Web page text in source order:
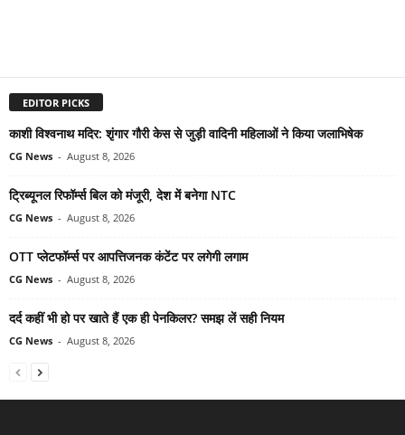
EDITOR PICKS
काशी विश्वनाथ मदिर: शृंगार गौरी केस से जुड़ी वादिनी महिलाओं ने किया जलाभिषेक
CG News - August 8, 2026
ट्रिब्यूनल रिफॉर्म्स बिल को मंजूरी, देश में बनेगा NTC
CG News - August 8, 2026
OTT प्लेटफॉर्म्स पर आपत्तिजनक कंटेंट पर लगेगी लगाम
CG News - August 8, 2026
दर्द कहीं भी हो पर खाते हैं एक ही पेनकिलर? समझ लें सही नियम
CG News - August 8, 2026